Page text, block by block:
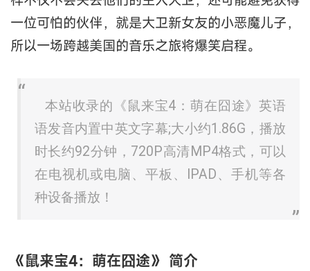
一位可怕的伙伴，就是大卫新女友的小恶魔儿子，
所以一场跨越美国的音乐之旅将爆笑启程。
本站收录的《鼠来宝4：萌在囧途》英语
语发音内置中英文字幕;大小约1.86G，播放
时长约92分钟，720P高清MP4格式，可以
在电视机或电脑、平板、IPAD、手机等各
种设备播放！
《鼠来宝4：萌在囧途》 简介